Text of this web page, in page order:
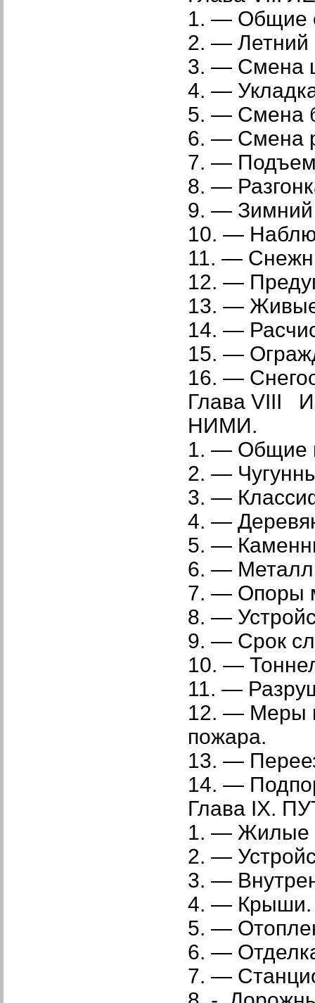
1. — Общие
2. — Летний
3. — Смена
4. —
5. — Смена
6. — Смена
7. —
8. —
9. — Зимний
10. —
11. —
12. —
13. — Живые
14. —
15. —
16. —
Глава VIII
НИМИ.
1. — Общие
2. —
3. —
4. —
5. —
6. —
7. — Опоры
8. —
9. — Срок
10. —
11. —
12. — Меры
пожара.
13. —
14. —
Глава IX.
1. — Жилые
2. —
3. —
4. — Крыши.
5. —
6. —
7. —